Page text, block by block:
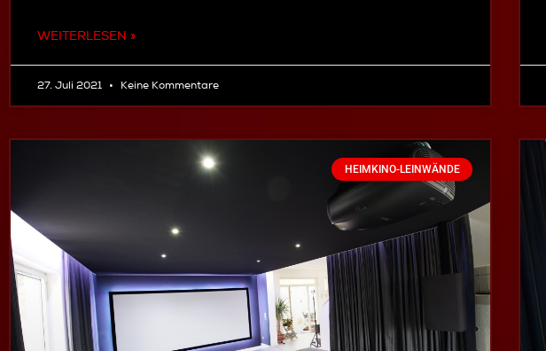
WEITERLESEN »
27. Juli 2021 Keine Kommentare
HEIMKINO-LEINWÄNDE